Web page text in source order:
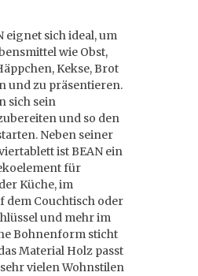
eignet sich ideal, um
wie Obst,
Kekse, Brot
und zu präsentieren.
sich sein
und so den
Neben seiner
ist BEAN ein
für
Küche, im
dem Couchtisch oder
und mehr im
Bohnenform sticht
Material Holz passt
vielen Wohnstilen